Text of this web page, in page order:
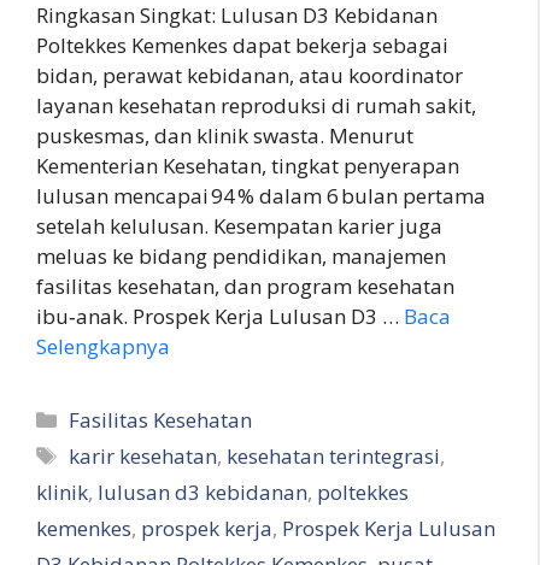
Ringkasan Singkat: Lulusan D3 Kebidanan
Poltekkes Kemenkes dapat bekerja sebagai
bidan, perawat kebidanan, atau koordinator
layanan kesehatan reproduksi di rumah sakit,
puskesmas, dan klinik swasta. Menurut
Kementerian Kesehatan, tingkat penyerapan
lulusan mencapai 94 % dalam 6 bulan pertama
setelah kelulusan. Kesempatan karier juga
meluas ke bidang pendidikan, manajemen
fasilitas kesehatan, dan program kesehatan
ibu‑anak. Prospek Kerja Lulusan D3 … Baca
Selengkapnya
Kategori
Fasilitas Kesehatan
Tag
karir kesehatan, kesehatan terintegrasi,
klinik, lulusan d3 kebidanan, poltekkes
kemenkes, prospek kerja, Prospek Kerja Lulusan